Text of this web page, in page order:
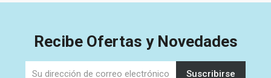
Recibe Ofertas y Novedades